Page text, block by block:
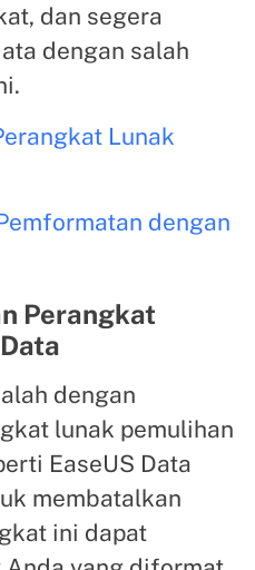
dan segera
dengan salah
Lunak
dengan
Perangkat
dengan
lunak pemulihan
EaseUS Data
membatalkan
ini dapat